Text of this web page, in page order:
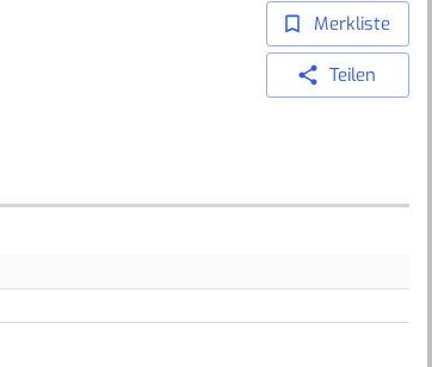
Merkliste
Teilen